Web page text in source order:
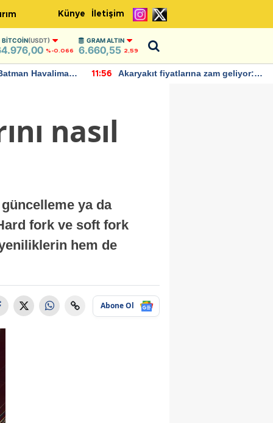
Künye İletişim
BITCOIN(USDT)
%-0.066
GRAM ALTIN
6.660,55 2,59
Havalimanı
11:56
Akaryakıt fiyatlarına zam geliyor:
nasıl
ya da
fork ve soft fork
hem de
Abone Ol